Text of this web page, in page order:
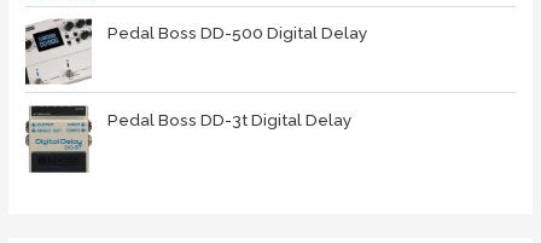
Pedal Boss DD-500 Digital Delay
Pedal Boss DD-3t Digital Delay